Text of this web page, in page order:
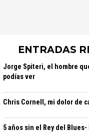
ENTRADAS
Jorge Spiteri, el hombre
podías ver
Chris Cornell, mi dolor de
5 años sin el Rey del